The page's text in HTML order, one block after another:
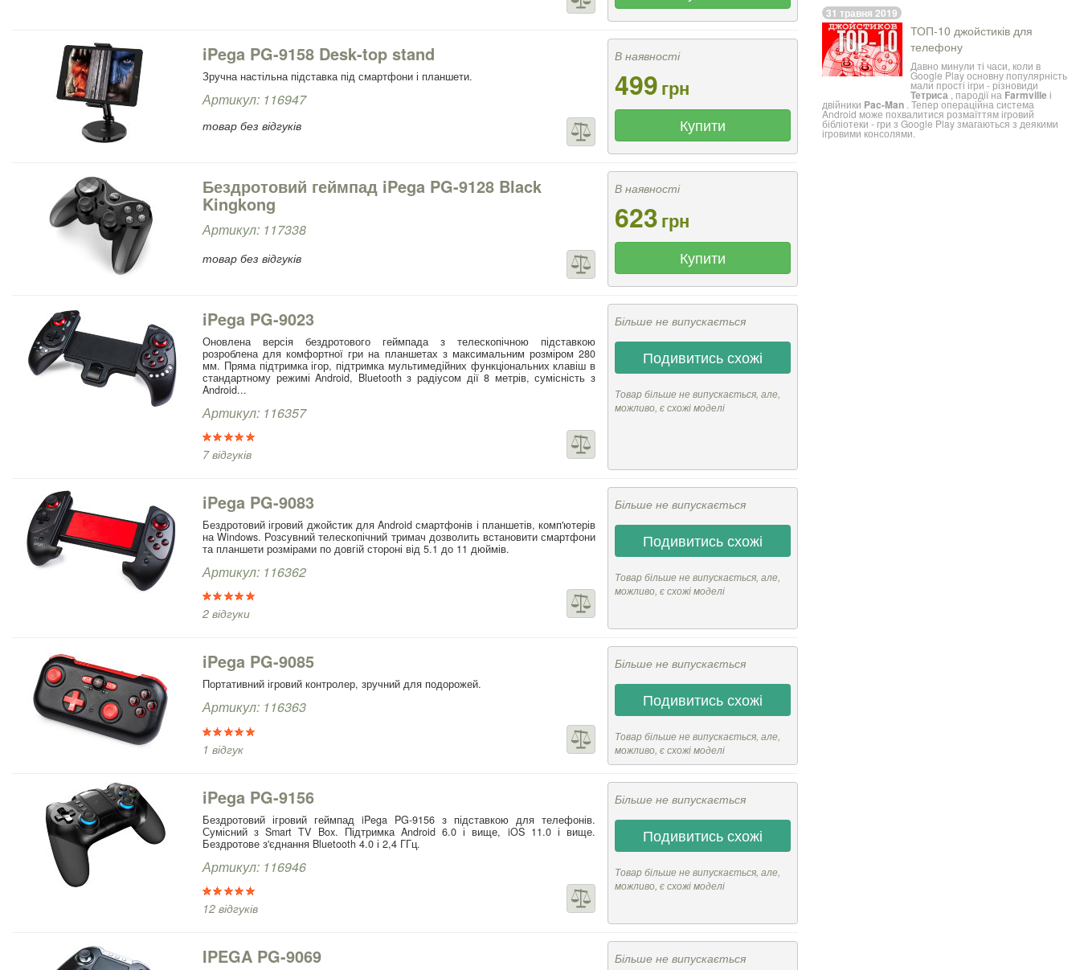
iPega PG-9158 Desk-top stand
Зручна настільна підставка під смартфони і планшети.
Артикул: 116947
товар без відгуків
В наявності
499грн
Купити
Бездротовий геймпад iPega PG-9128 Black
Kingkong
Артикул: 117338
товар без відгуків
В наявності
623грн
Купити
iPega PG-9023
Оновлена версія бездротового геймпада з телескопічною підставкою
розроблена для комфортної гри на планшетах з максимальним розміром 280
мм. Пряма підтримка ігор, підтримка мультимедійних функціональних клавіш в
стандартному режимі Android, Bluetooth з радіусом дії 8 метрів, сумісність з
Android...
Артикул: 116357
7 відгуків
Більше не випускається
Подивитись схожі
Товар більше не випускається, але,
можливо, є схожі моделі
iPega PG-9083
Бездротовий ігровий джойстик для Android смартфонів і планшетів, комп'ютерів
на Windows. Розсувний телескопічний тримач дозволить встановити смартфони
та планшети розмірами по довгій стороні від 5.1 до 11 дюймів.
Артикул: 116362
2 відгуки
Більше не випускається
Подивитись схожі
Товар більше не випускається, але,
можливо, є схожі моделі
iPega PG-9085
Портативний ігровий контролер, зручний для подорожей.
Артикул: 116363
1 відгук
Більше не випускається
Подивитись схожі
Товар більше не випускається, але,
можливо, є схожі моделі
iPega PG-9156
Бездротовий ігровий геймпад iPega PG-9156 з підставкою для телефонів.
Сумісний з Smart TV Box. Підтримка Android 6.0 і вище, iOS 11.0 і вище.
Бездротове з'єднання Bluetooth 4.0 і 2,4 ГГц.
Артикул: 116946
12 відгуків
Більше не випускається
Подивитись схожі
Товар більше не випускається, але,
можливо, є схожі моделі
IPEGA PG-9069 Більше не випускається
31 травня 2019
ТОП-10 джойстиків для
телефону
Давно минули ті часи, коли в
Google Play основну популярність
мали прості ігри - різновиди
Тетриса , пародії на Farmville і
двійники Pac-Man . Тепер операційна система
Android може похвалитися розмаїттям ігровий
бібліотеки - гри з Google Play змагаються з деякими
ігровими консолями.